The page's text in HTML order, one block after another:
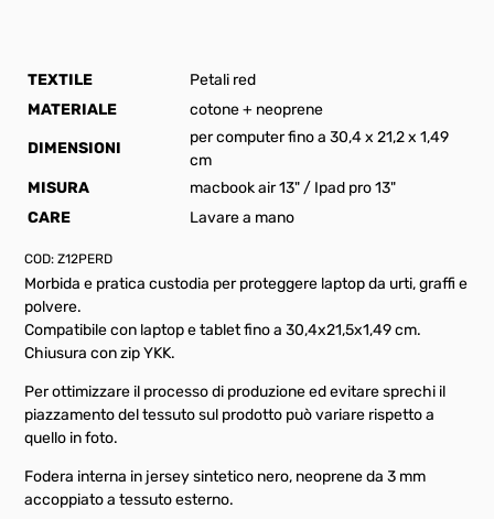
TEXTILE
Petali red
MATERIALE
cotone + neoprene
DIMENSIONI
per computer fino a 30,4 x 21,2 x 1,49
cm
MISURA
macbook air 13" / Ipad pro 13"
CARE
Lavare a mano
COD:Z12PERD
Morbida e pratica custodia per proteggere laptop da urti, graffi e
polvere.
Compatibile con laptop e tablet fino a 30,4x21,5x1,49 cm.
Chiusura con zip YKK.
Per ottimizzare il processo di produzione ed evitare sprechi il
piazzamento del tessuto sul prodotto può variare rispetto a
quello in foto.
Fodera interna in jersey sintetico nero, neoprene da 3 mm
accoppiato a tessuto esterno.